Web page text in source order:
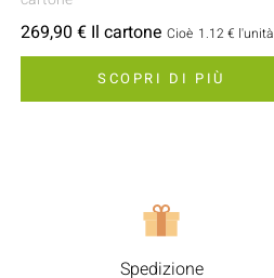
269,90 € Il cartone Cioè 1.12 € l'unità
SCOPRI DI PIÙ
Spedizione